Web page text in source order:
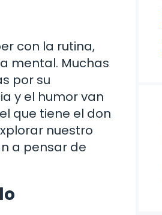
con la rutina,
mental. Muchas
por su
y el humor van
que tiene el don
nuestro
a pensar de